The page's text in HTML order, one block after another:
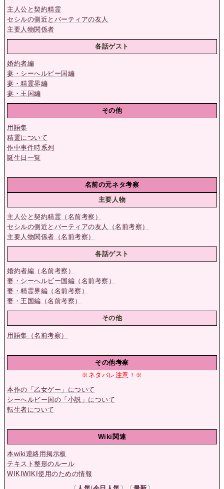
主人公と契約精霊
セシルの側近とバーティアの友人
主要人物関係者
各話ゲスト
婚約者編
妻・シーへルビー国編
妻・精霊界編
妻・王国編
その他
用語集
精霊について
作中事件時系列
誕生日一覧
名前の元ネタ考察
主要人物
主人公と契約精霊（名前考察）
セシルの側近とバーティアの友人（名前考察）
主要人物関係者（名前考察）
各話ゲスト
婚約者編（名前考察）
妻・シーへルビー国編（名前考察）
妻・精霊界編（名前考察）
妻・王国編（名前考察）
その他
用語集（名前考察）
その他考察
※ネタバレ注意！※
本作の「乙女ゲー」について
シーへルビー国の「小説」について
転生者について
Wiki関連
本wiki連絡用掲示板
テキスト整形のルール
WIKIWIKI使用のための情報